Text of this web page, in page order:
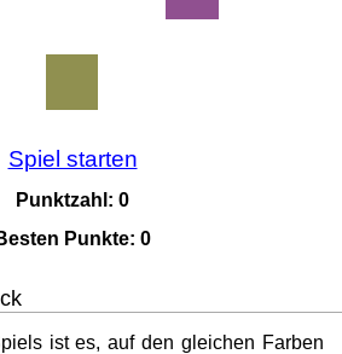
Spiel starten
Punktzahl: 0
Punkte: 0
ist es, auf den gleichen Farben